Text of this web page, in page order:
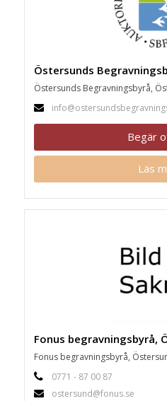
Östersunds
Östersunds Begravningsbyrå,
Begär
Läs
Fonus begravningsbyrå,
Fonus begravningsbyrå,
0771 - 87 00 87
ostersund@fonus.se